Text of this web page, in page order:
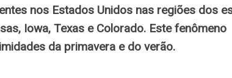
nos Estados Unidos nas regiões dos
Iowa, Texas e Colorado. Este fenômeno
da primavera e do verão.